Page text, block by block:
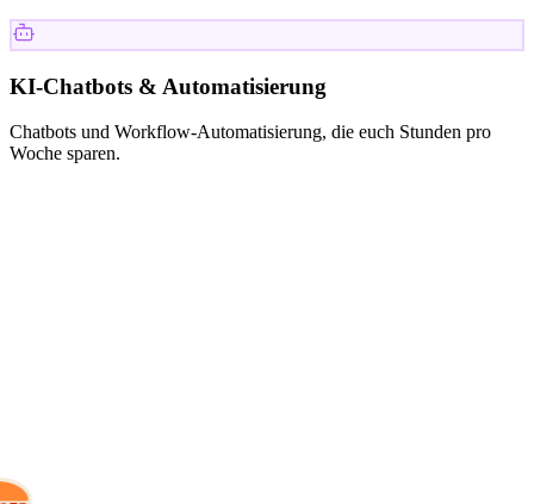
KI-Chatbots & Automatisierung
Chatbots und Workflow-Automatisierung, die euch Stunden pro
Woche sparen.